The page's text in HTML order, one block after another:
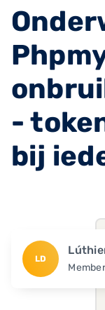
-
bij
LD
Member